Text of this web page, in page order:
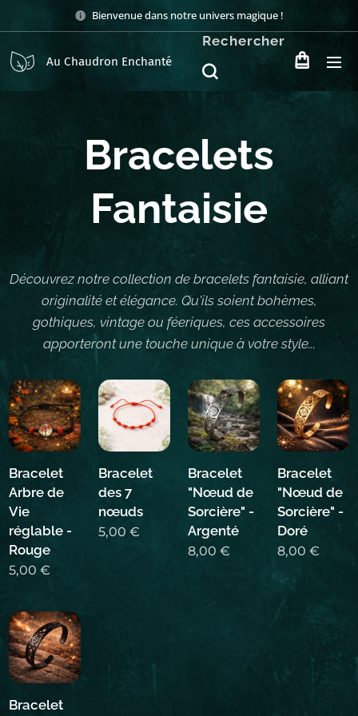
Bienvenue dans notre univers magique !
Au Chaudron Enchanté
Rechercher
Bracelets
Fantaisie
Découvrez notre collection de bracelets fantaisie, alliant
originalité et élégance. Qu'ils soient bohèmes,
gothiques, vintage ou féeriques, ces accessoires
apporteront une touche unique à votre style...
Bracelet
Arbre de
Vie
réglable -
Rouge
5,00 €
Bracelet
des 7
nœuds
5,00 €
Bracelet
"Nœud de
Sorcière" -
Argenté
8,00 €
Bracelet
"Nœud de
Sorcière" -
Doré
8,00 €
Bracelet